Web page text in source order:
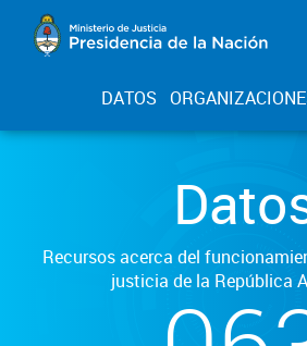
DATOS
Recursos acerca del
justicia de la República